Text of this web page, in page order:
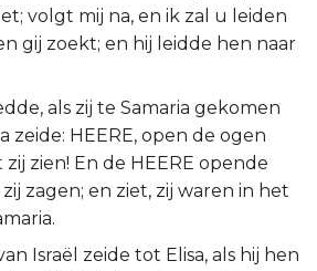
volgt mij na, en ik zal u leiden
gij zoekt; en hij leidde hen naar
als zij te Samaria gekomen
zeide: HEERE, open de ogen
zien! En de HEERE opende
zagen; en ziet, zij waren in het
Israël zeide tot Elisa, als hij hen